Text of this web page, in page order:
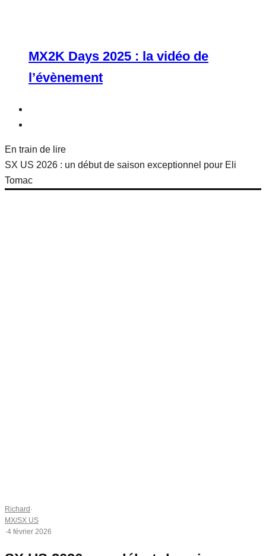
MX2K Days 2025 : la vidéo de
l’évènement
En train de lire
SX US 2026 : un début de saison exceptionnel pour Eli
Tomac
Richard ·
MX/SX US
·4 février 2026